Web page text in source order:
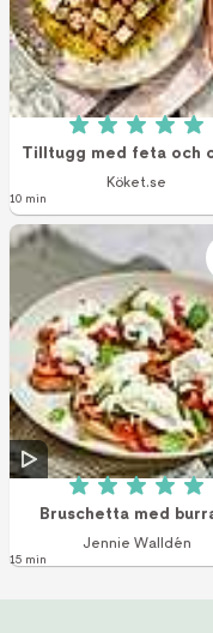
Betyg: 5
Tilltugg med feta och
Köket.se
10 min
Betyg: 5
Bruschetta med
Jennie Walldén
15 min